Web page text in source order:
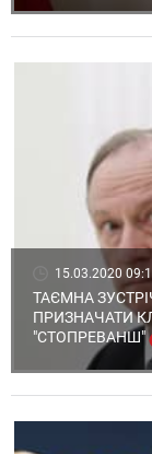
15.03.2020
ТАЄМНА
ПРИЗНАЧАТИ
"СТОПРЕВАНШ"